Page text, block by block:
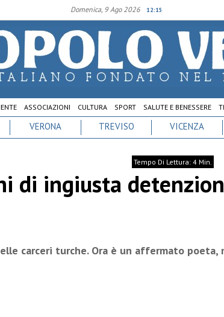
Domenica, 9 Ago 2026 12:15
ASSOCIAZIONI CULTURA SPORT SALUTE E BENESSERE
VERONA TREVISO VICENZA
Tempo Di Lettura: 4 Min.
di ingiusta
carceri turche. Ora è un affermato poeta,